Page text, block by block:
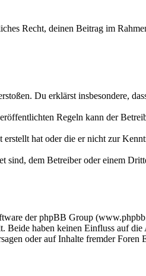
Recht, deinen Beitrag im
Du erklärst insbesondere,
Regeln kann der
hat oder die er nicht zur
sind, dem Betreiber oder einem
der phpBB Group
Beide haben keinen Einfluss auf die
oder auf Inhalte fremder Foren